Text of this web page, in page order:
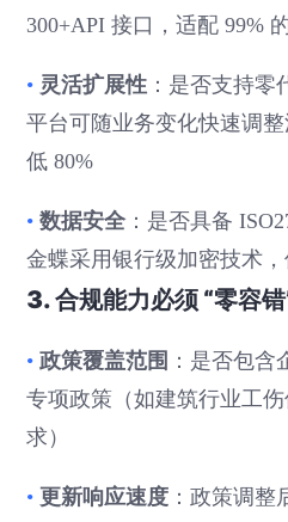
300+API 接口，适配 99%
• 灵活扩展性 ：是否支持
平台可随业务变化快速调
低 80%
•数据安全 ：是否具备
金蝶采用银行级加密技术
3. 合规能力必须 “零容错
•政策覆盖范围 ：是否包
专项政策（如建筑行业工
求）
• 更新响应速度 ：政策调